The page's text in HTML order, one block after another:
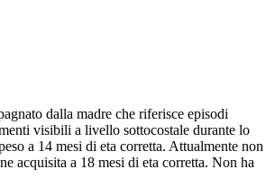
dalla madre che riferisce episodi
visibili a livello sottocostale durante lo
a 14 mesi di eta corretta. Attualmente non
acquisita a 18 mesi di eta corretta. Non ha